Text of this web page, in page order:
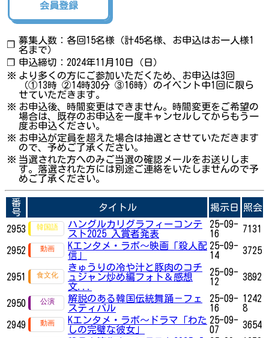
会員登録
❐ 募集人数：各回15名様（計45名様、お申込はお一人様1
名まで）
❐ 申込締切：2024年11月10日（日）
※ より多くの方にご参加いただくため、お申込は3回
（①13時 ②14時30分 ③16時）のイベント中1回に限ら
せていただきます。
※ お申込後、時間変更はできません。時間変更をご希望の
場合は、既存のお申込を一度キャンセルしてからもう一
度お申込ください。
※ お申込が定員を超えた場合は抽選とさせていただきます
ので、予めご了承ください。
※ 当選された方へのみご当選の確認メールをお送りしま
す。落選された方には別途ご連絡をいたしませんので予
めご了承ください。
番
号
タイトル 掲示日 照会
2953
ハングルカリグラフィーコンテ
スト2025 入賞者発表
25-09-
16
7131
2952
Kエンタメ・ラボ～映画「殺人配
信」
25-09-
14
3725
2951
きゅうりの冷や汁と豚肉のコチ
ュジャン炒め編フォト＆感想
文...
25-09-
12
3892
2950
解説のある韓国伝統舞踊－フェ
スティバル
25-09-
16
1242
8
2949
Kエンタメ・ラボ～ドラマ「わた
しの完璧な彼女」
25-09-
07
3654